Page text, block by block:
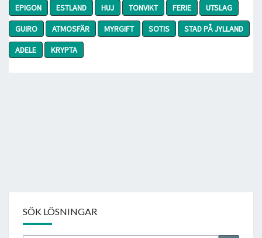
EPIGON
ESTLAND HUJ TONVIKT FERIE
UTSLAG
GUIRO
ATMOSFÄR MYRGIFT SOTIS
STAD PÅ JYLLAND
ADELE
KRYPTA
SÖK LÖSNINGAR